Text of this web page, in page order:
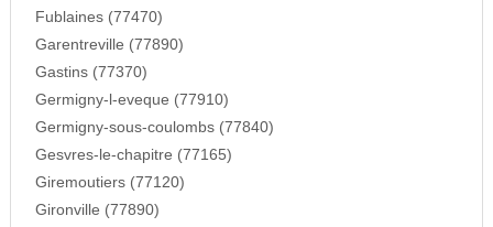
Fublaines (77470)
Garentreville (77890)
Gastins (77370)
Germigny-l-eveque (77910)
Germigny-sous-coulombs (77840)
Gesvres-le-chapitre (77165)
Giremoutiers (77120)
Gironville (77890)